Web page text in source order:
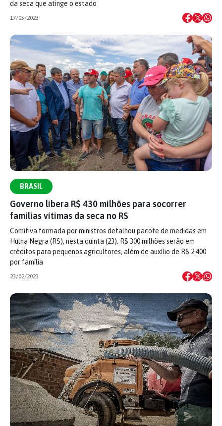
da seca que atinge o estado
17/05/2023
BRASIL
Governo libera R$ 430 milhões para socorrer
famílias vítimas da seca no RS
Comitiva formada por ministros detalhou pacote de medidas em
Hulha Negra (RS), nesta quinta (23). R$ 300 milhões serão em
créditos para pequenos agricultores, além de auxílio de R$ 2.400
por família
23/02/2023